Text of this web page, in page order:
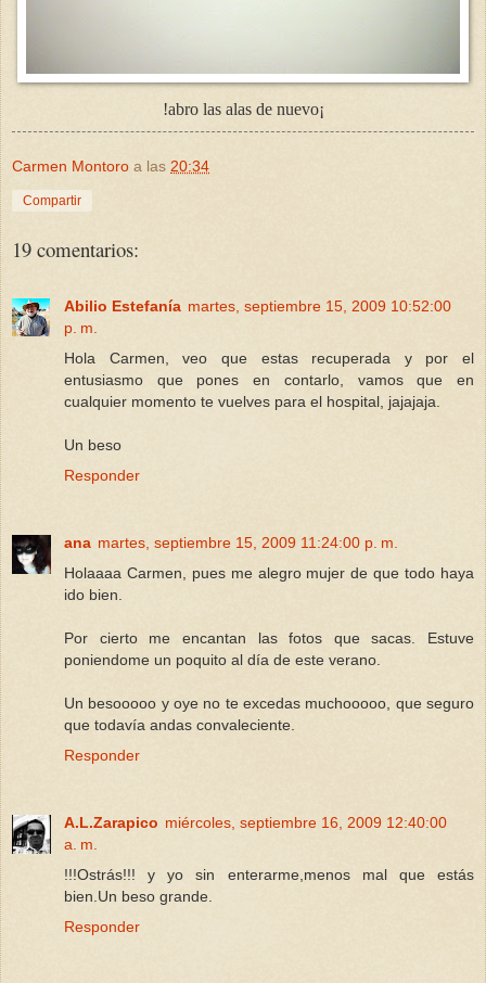
!abro las alas de nuevo¡
Carmen Montoro a las 20:34
Compartir
19 comentarios:
Abilio Estefanía martes, septiembre 15, 2009 10:52:00
p. m.
Hola Carmen, veo que estas recuperada y por el
entusiasmo que pones en contarlo, vamos que en
cualquier momento te vuelves para el hospital, jajajaja.
Un beso
Responder
ana martes, septiembre 15, 2009 11:24:00 p. m.
Holaaaa Carmen, pues me alegro mujer de que todo haya
ido bien.
Por cierto me encantan las fotos que sacas. Estuve
poniendome un poquito al día de este verano.
Un besooooo y oye no te excedas muchooooo, que seguro
que todavía andas convaleciente.
Responder
A.L.Zarapico miércoles, septiembre 16, 2009 12:40:00
a. m.
!!!Ostrás!!! y yo sin enterarme,menos mal que estás
bien.Un beso grande.
Responder